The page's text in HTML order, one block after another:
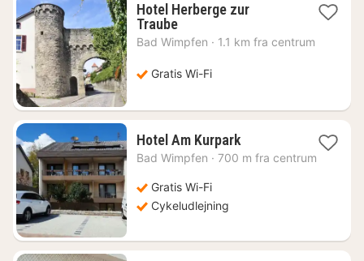
Hotel Herberge zur
Traube1
nat
fra
811
kr.
Bad Wimpfen · 1.1 km fra centrum
Gratis Wi-Fi
Hotel Am Kurpark1
nat
Bad Wimpfen · 700 m fra centrum
Gratis Wi-Fi
Cykeludlejning